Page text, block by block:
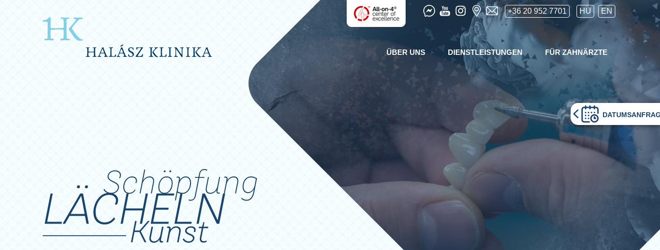
+36 20 952 7701 HU EN
ÜBER UNS DIENSTLEISTUNGEN FÜR ZAHNÄRZTE